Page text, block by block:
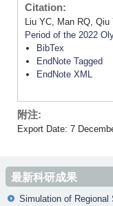
Citation:
Liu YC, Man RQ,
Period of the 2022
BibTex
EndNote Tagged
EndNote XML
附注:
Export Date: 7
最新科研成果
Simulation of Regional